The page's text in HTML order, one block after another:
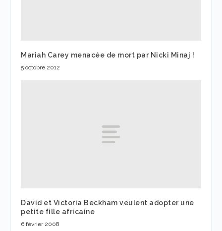
Mariah Carey menacée de mort par Nicki Minaj !
5 octobre 2012
David et Victoria Beckham veulent adopter une
petite fille africaine
6 février 2008